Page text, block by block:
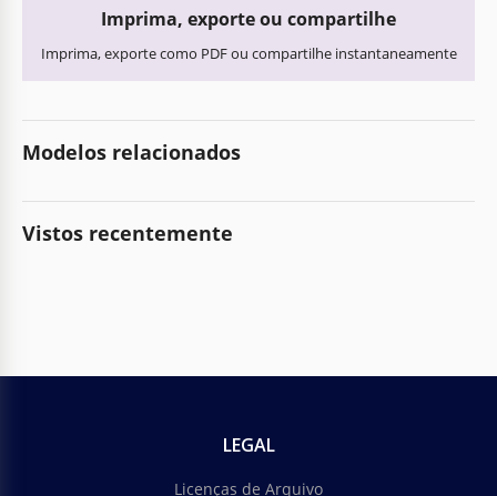
Imprima, exporte ou compartilhe
Imprima, exporte como PDF ou compartilhe instantaneamente
Modelos relacionados
Vistos recentemente
LEGAL
Licenças de Arquivo